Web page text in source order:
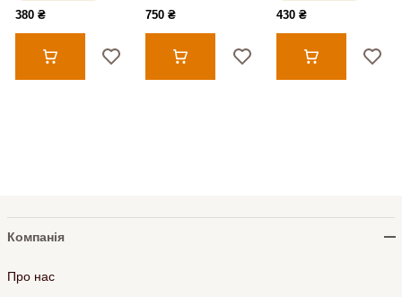
380 ₴ 750 ₴ 430 ₴
Компанія
Про нас